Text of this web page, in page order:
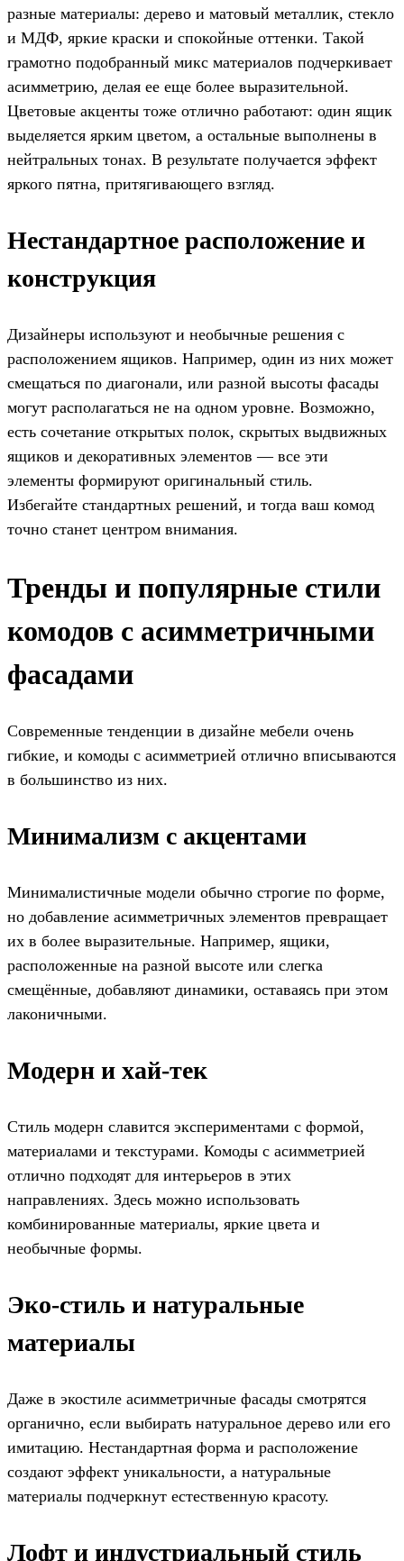
разные материалы: дерево и матовый металлик, стекло
и МДФ, яркие краски и спокойные оттенки. Такой
грамотно подобранный микс материалов подчеркивает
асимметрию, делая ее еще более выразительной.
Цветовые акценты тоже отлично работают: один ящик
выделяется ярким цветом, а остальные выполнены в
нейтральных тонах. В результате получается эффект
яркого пятна, притягивающего взгляд.
Нестандартное расположение и
конструкция
Дизайнеры используют и необычные решения с
расположением ящиков. Например, один из них может
смещаться по диагонали, или разной высоты фасады
могут располагаться не на одном уровне. Возможно,
есть сочетание открытых полок, скрытых выдвижных
ящиков и декоративных элементов — все эти
элементы формируют оригинальный стиль.
Избегайте стандартных решений, и тогда ваш комод
точно станет центром внимания.
Тренды и популярные стили
комодов с асимметричными
фасадами
Современные тенденции в дизайне мебели очень
гибкие, и комоды с асимметрией отлично вписываются
в большинство из них.
Минимализм с акцентами
Минималистичные модели обычно строгие по форме,
но добавление асимметричных элементов превращает
их в более выразительные. Например, ящики,
расположенные на разной высоте или слегка
смещённые, добавляют динамики, оставаясь при этом
лаконичными.
Модерн и хай-тек
Стиль модерн славится экспериментами с формой,
материалами и текстурами. Комоды с асимметрией
отлично подходят для интерьеров в этих
направлениях. Здесь можно использовать
комбинированные материалы, яркие цвета и
необычные формы.
Эко-стиль и натуральные
материалы
Даже в экостиле асимметричные фасады смотрятся
органично, если выбирать натуральное дерево или его
имитацию. Нестандартная форма и расположение
создают эффект уникальности, а натуральные
материалы подчеркнут естественную красоту.
Лофт и индустриальный стиль